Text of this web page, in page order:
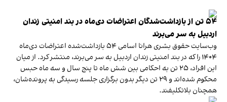
۵۴ تن از بازداشت‌شدگان اعتراضات دی‌ماه در بند امنیتی زندان
اردبیل به سر می‌برند
وب‌سایت حقوق بشری هرانا اسامی ۵۴ بازداشت‌شده اعتراضات دی‌ماه
۱۴۰۴ را که در بند امنیتی زندان اردبیل به سر می‌برند، منتشر کرد. از میان
این افراد، ۲۵ تن به احکامی بین شش ماه تا پنج سال و سه ماه حبس
محکوم شده‌اند و ۲۹ تن دیگر بدون برگزاری جلسه رسیدگی به پرونده‌شان،
همچنان بلاتکلیفند.